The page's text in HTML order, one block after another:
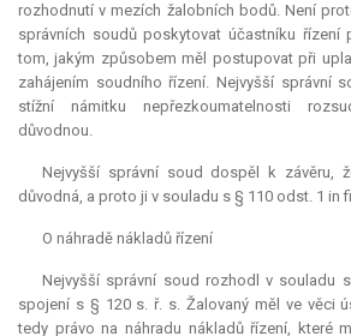
rozhodnutí v mezích žalobních bodů. Není
správních soudů poskytovat účastníku řízení
tom, jakým způsobem měl postupovat při
zahájením soudního řízení. Nejvyšší správní
stížní námitku nepřezkoumatelnosti
důvodnou.
Nejvyšší správní soud dospěl k závěru,
důvodná, a proto ji v souladu s § 110 odst. 1 in
O náhradě nákladů řízení
Nejvyšší správní soud rozhodl v souladu
spojení s § 120 s. ř. s. Žalovaný měl ve věci
tedy právo na náhradu nákladů řízení, které